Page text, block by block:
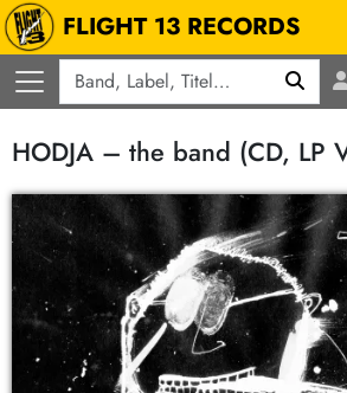
FLIGHT 13 RECORDS
HODJA – the band (CD, LP